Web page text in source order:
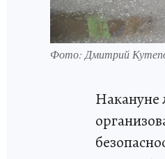
Фото: Дмитрий
Накануне